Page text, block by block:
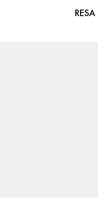
RESA